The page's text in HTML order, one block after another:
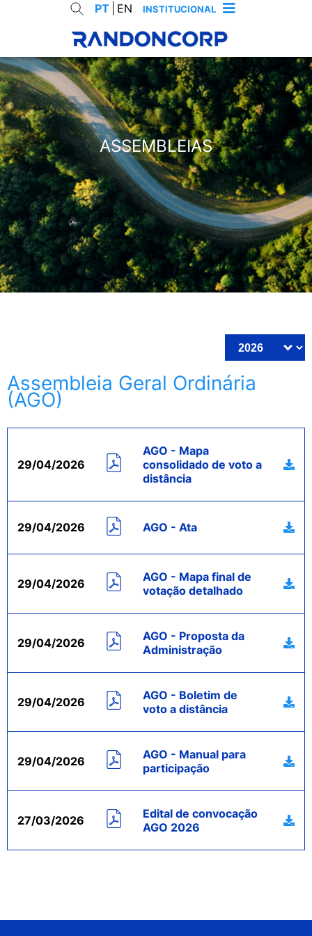
PT EN INSTITUCIONAL
ASSEMBLEIAS
Assembleia Geral Ordinária
(AGO)
29/04/2026
AGO - Mapa
consolidado de voto a
distância
29/04/2026 AGO - Ata
29/04/2026
AGO - Mapa final de
votação detalhado
29/04/2026
AGO - Proposta da
Administração
29/04/2026
AGO - Boletim de
voto a distância
29/04/2026
AGO - Manual para
participação
27/03/2026
Edital de convocação
AGO 2026